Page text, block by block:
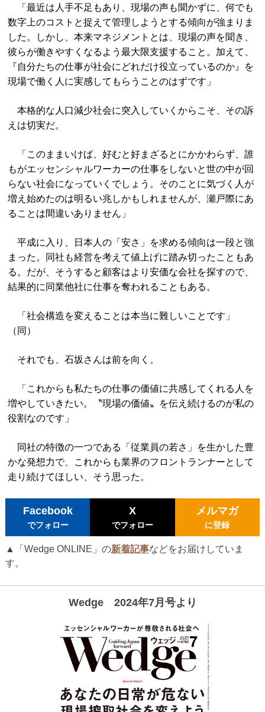
「最近は人手不足もあり、現場の声も聞かずに、何でも
数字上のコストと捉えて管理しようとする傾向が強まりま
した。しかし、本来マネジメントとは、現場の声を聞き、
彼らが働きやすくなるよう最大限支援すること。加えて、
『自分たちの仕事が社会にどれだけ役立っているのか』を
現場で働く人に実感してもらうことのはずです」
本格的な人口減少社会に突入していくからこそ、その訴
えは切実だ。
「このままいけば、好むと好まざるとにかかわらず、誰
もがエッセンシャルワーカーの仕事をしないと世の中が回
らない社会になっていくでしょう。そのことに気づく人が
増え始めたのは明るい兆しかもしれませんが、瀬戸際にあ
ることは間違いありません」
平成に入り、日本人の「安さ」を求める傾向は一段と強
まった。同社も経営を考えて値上げに踏み切ったこともあ
る。だが、そうすると顧客はより安価な会社を探すので、
結果的に同業他社に仕事を奪われることもある。
「社会構造を変えることは本当に難しいことです」
（同）
それでも、石坂さんは前を向く。
「これからも私たちの仕事の価値に共感してくれる人を
増やしていきたい。〝現場の価値〟を伝え続けるのが私の
役割なのです」
同社の特徴の一つである「従業員の若さ」を生かした豊
かな発想力で、これからも業界のフロントランナーとして
走り続けてほしい、そう思った。
Facebook
でフォロー
X
でフォロー
メルマガ
に登録
▲「Wedge ONLINE」の新着記事などをお届けしていま
す。
Wedge 2024年7月号より